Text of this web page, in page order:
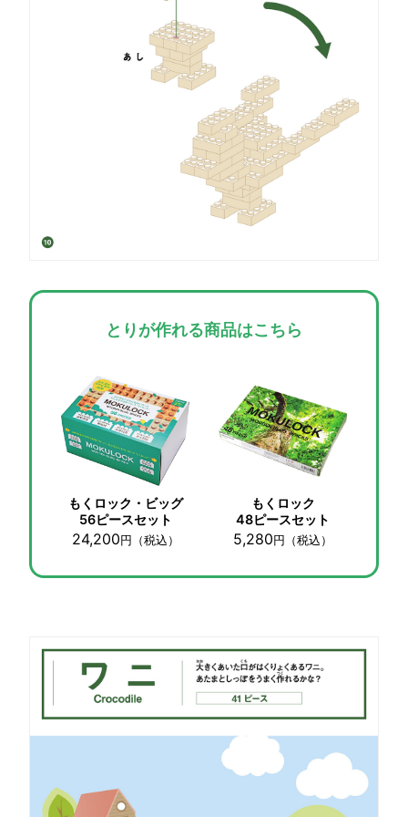
とりが作れる商品はこちら
もくロック・ビッグ
56ピースセット
24,200 円 （税込）
もくロック
48ピースセット
5,280 円 （税込）